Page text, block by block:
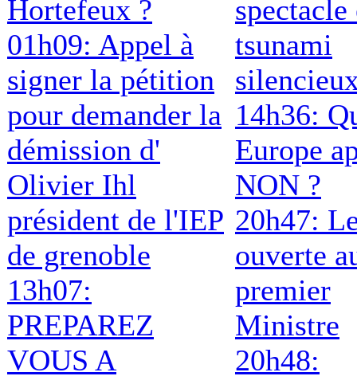
Hortefeux ?
01h09: Appel à
signer la pétition
pour demander la
démission d'
Olivier Ihl
président de l'IEP
de grenoble
13h07:
PREPAREZ
VOUS A
spectacle
tsunami
14h36:
Europe
NON ?
20h47:
ouverte
premier
Ministre
20h48: